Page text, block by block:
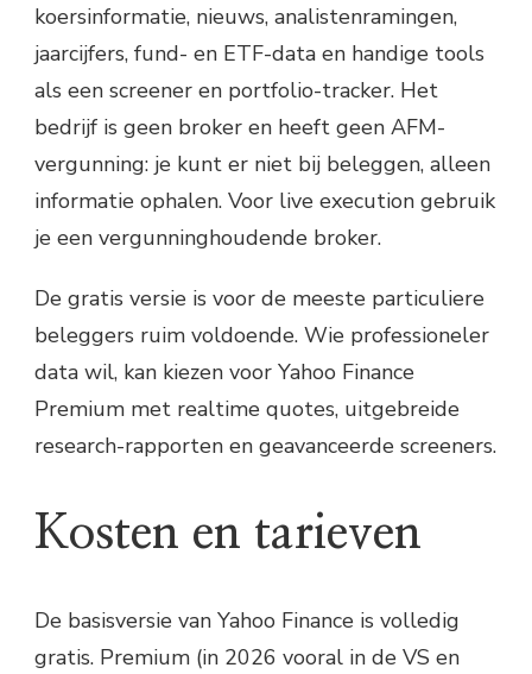
koersinformatie, nieuws, analistenramingen,
jaarcijfers, fund- en ETF-data en handige tools
als een screener en portfolio-tracker. Het
bedrijf is geen broker en heeft geen AFM-
vergunning: je kunt er niet bij beleggen, alleen
informatie ophalen. Voor live execution gebruik
je een vergunninghoudende broker.
De gratis versie is voor de meeste particuliere
beleggers ruim voldoende. Wie professioneler
data wil, kan kiezen voor Yahoo Finance
Premium met realtime quotes, uitgebreide
research-rapporten en geavanceerde screeners.
Kosten en tarieven
De basisversie van Yahoo Finance is volledig
gratis. Premium (in 2026 vooral in de VS en